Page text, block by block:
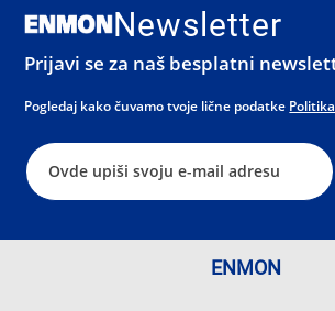
Newsletter
Prijavi se za naš besplatni
Pogledaj kako čuvamo tvoje lične podatke
ENMON